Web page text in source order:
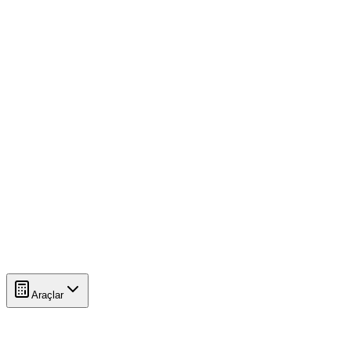
Araçlar